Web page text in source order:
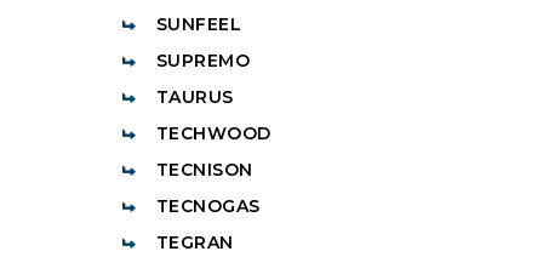
SUNFEEL
SUPREMO
TAURUS
TECHWOOD
TECNISON
TECNOGAS
TEGRAN